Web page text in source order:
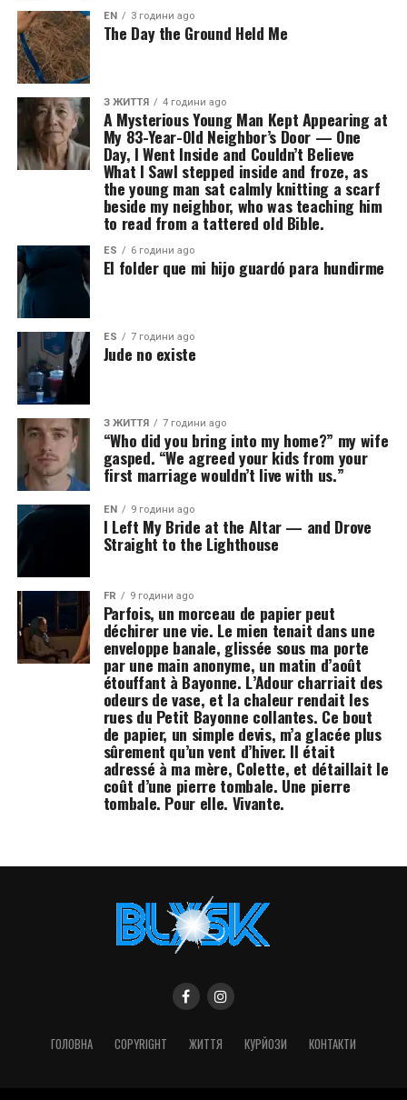
EN 3 години ago
The Day the Ground Held Me
З ЖИТТЯ 4 години ago
A Mysterious Young Man Kept Appearing at
My 83-Year-Old Neighbor’s Door — One
Day, I Went Inside and Couldn’t Believe
What I SawI stepped inside and froze, as
the young man sat calmly knitting a scarf
beside my neighbor, who was teaching him
to read from a tattered old Bible.
ES 6 години ago
El folder que mi hijo guardó para hundirme
ES 7 години ago
Jude no existe
З ЖИТТЯ 7 години ago
“Who did you bring into my home?” my wife
gasped. “We agreed your kids from your
first marriage wouldn’t live with us.”
EN 9 години ago
I Left My Bride at the Altar — and Drove
Straight to the Lighthouse
FR 9 години ago
Parfois, un morceau de papier peut
déchirer une vie. Le mien tenait dans une
enveloppe banale, glissée sous ma porte
par une main anonyme, un matin d’août
étouffant à Bayonne. L’Adour charriait des
odeurs de vase, et la chaleur rendait les
rues du Petit Bayonne collantes. Ce bout
de papier, un simple devis, m’a glacée plus
sûrement qu’un vent d’hiver. Il était
adressé à ma mère, Colette, et détaillait le
coût d’une pierre tombale. Une pierre
tombale. Pour elle. Vivante.
ГОЛОВНА COPYRIGHT ЖИТТЯ КУРЙОЗИ КОНТАКТИ